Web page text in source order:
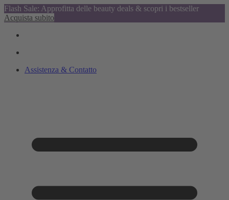
Flash Sale: Approfitta delle beauty deals & scopri i bestseller
Acquista subito
Assistenza & Contatto